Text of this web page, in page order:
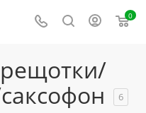
0
6